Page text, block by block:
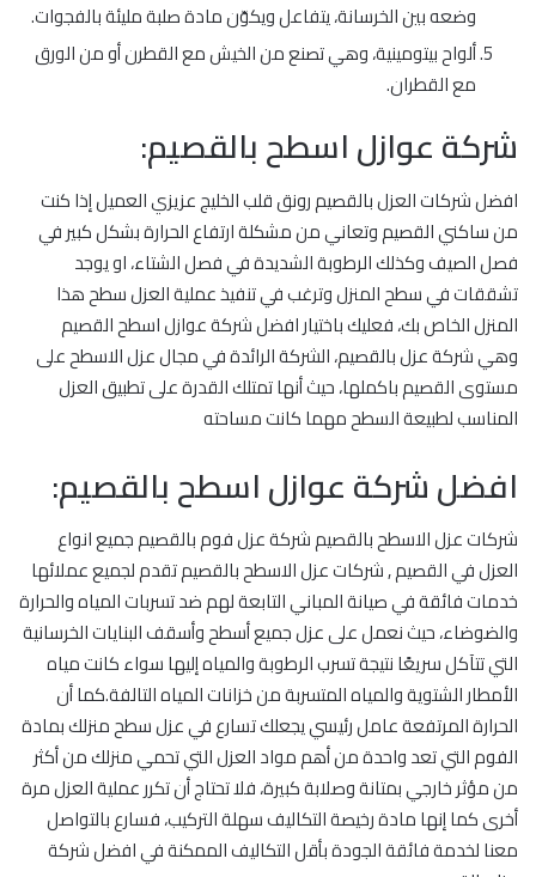
وضعه بين الخرسانة، يتفاعل ويكوّن مادة صلبة مليئة بالفجوات.
ألواح بيتومينية، وهي تصنع من الخيش مع القطرن أو من الورق
مع القطران.
شركة عوازل اسطح بالقصيم:
افضل شركات العزل بالقصيم رونق قلب الخليج عزيزي العميل إذا كنت
من ساكني القصيم وتعاني من مشكلة ارتفاع الحرارة بشكل كبير في
فصل الصيف وكذلك الرطوبة الشديدة في فصل الشتاء، او يوجد
تشققات في سطح المنزل وترغب في تنفيذ عملية العزل سطح هذا
المنزل الخاص بك، فعليك باختيار افضل شركة عوازل اسطح القصيم
وهي شركة عزل بالقصيم، الشركة الرائدة في مجال عزل الاسطح على
مستوى القصيم باكملها، حيث أنها تمتلك القدرة على تطبيق العزل
المناسب لطبيعة السطح مهما كانت مساحته
افضل شركة عوازل اسطح بالقصيم:
شركات عزل الاسطح بالقصيم شركة عزل فوم بالقصيم جميع انواع
العزل في القصيم , شركات عزل الاسطح بالقصيم تقدم لجميع عملائها
خدمات فائقة في صيانة المباني التابعة لهم ضد تسربات المياه والحرارة
والضوضاء، حيث نعمل على عزل جميع أسطح وأسقف البنايات الخرسانية
التي تتآكل سريعًا نتيجة تسرب الرطوبة والمياه إليها سواء كانت مياه
الأمطار الشتوية والمياه المتسربة من خزانات المياه التالفة.كما أن
الحرارة المرتفعة عامل رئيسي يجعلك تسارع في عزل سطح منزلك بمادة
الفوم التي تعد واحدة من أهم مواد العزل التي تحمي منزلك من أكثر
من مؤثر خارجي بمتانة وصلابة كبيرة، فلا تحتاج أن تكرر عملية العزل مرة
أخرى كما إنها مادة رخيصة التكاليف سهلة التركيب، فسارع بالتواصل
معنا لخدمة فائقة الجودة بأقل التكاليف الممكنة في افضل شركة